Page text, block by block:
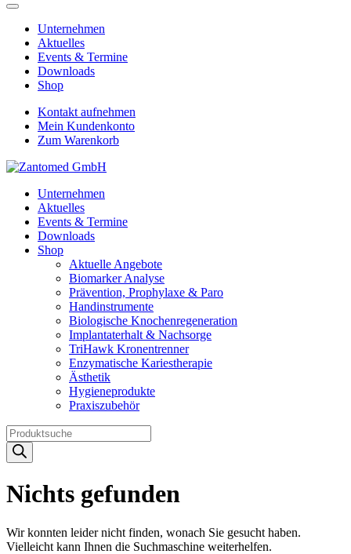
Unternehmen
Aktuelles
Events & Termine
Downloads
Shop
Kontakt aufnehmen
Mein Kundenkonto
Zum Warenkorb
Unternehmen
Aktuelles
Events & Termine
Downloads
Shop
Aktuelle Angebote
Biomarker Analyse
Prävention, Prophylaxe & Paro
Handinstrumente
Biologische Knochenregeneration
Implantaterhalt & Nachsorge
TriHawk Kronentrenner
Enzymatische Kariestherapie
Ästhetik
Hygieneprodukte
Praxiszubehör
Products
search
Nichts gefunden
Wir konnten leider nicht finden, wonach Sie gesucht haben.
Vielleicht kann Ihnen die Suchmaschine weiterhelfen.